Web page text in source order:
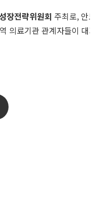
장전략위원회 주최로, 안
의료기관 관계자들이